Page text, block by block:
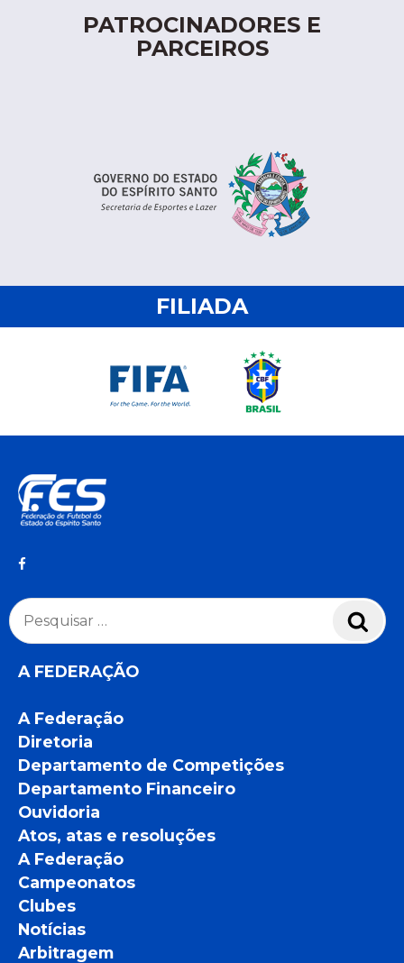
PATROCINADORES E
PARCEIROS
FILIADA
Pesquisar
por:
A FEDERAÇÃO
A Federação
Diretoria
Departamento de Competições
Departamento Financeiro
Ouvidoria
Atos, atas e resoluções
A Federação
Campeonatos
Clubes
Notícias
Arbitragem